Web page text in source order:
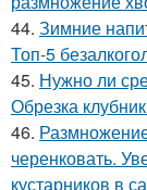
44. Зимние
Топ-5
45. Нужно ли
Обрезка
46.
черенковать.
кустарников в